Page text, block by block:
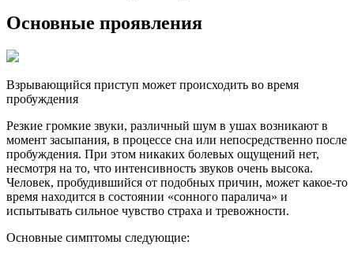
Основные проявления
Взрывающийся приступ может происходить во время
пробуждения
Резкие громкие звуки, различный шум в ушах возникают в
момент засыпания, в процессе сна или непосредственно после
пробуждения. При этом никаких болевых ощущений нет,
несмотря на то, что интенсивность звуков очень высока.
Человек, пробудившийся от подобных причин, может какое-то
время находится в состоянии «сонного паралича» и
испытывать сильное чувство страха и тревожности.
Основные симптомы следующие: